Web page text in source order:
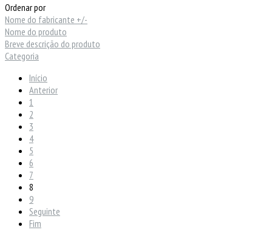
Ordenar por
Nome do fabricante +/-
Nome do produto
Breve descrição do produto
Categoria
Início
Anterior
1
2
3
4
5
6
7
8
9
Seguinte
Fim